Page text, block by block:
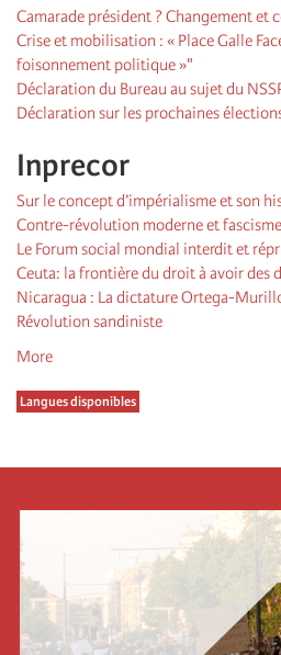
Camarade président ? Changement et
Crise et mobilisation : « Place Galle
foisonnement politique »"
Déclaration du Bureau au sujet du
Déclaration sur les prochaines
Inprecor
Sur le concept d’impérialisme et son
Contre-révolution moderne et fascisme
Le Forum social mondial interdit et
Ceuta: la frontière du droit à avoir des
Nicaragua : La dictature Ortega-Murillo
Révolution sandiniste
More
Langues disponibles